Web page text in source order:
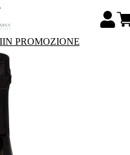
IN PROMOZIONE